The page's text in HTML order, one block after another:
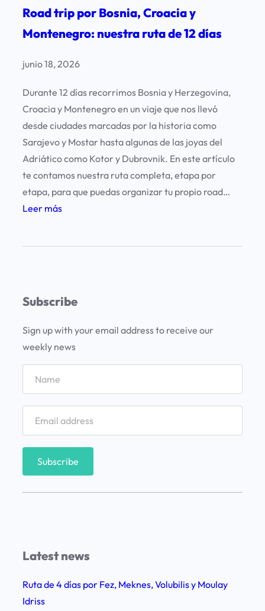
D
u
r
v
n
i
k
Road trip por Bosnia, Croacia y
Montenegro: nuestra ruta de 12 días
junio 18, 2026
Durante 12 días recorrimos Bosnia y Herzegovina,
Croacia y Montenegro en un viaje que nos llevó
desde ciudades marcadas por la historia como
Sarajevo y Mostar hasta algunas de las joyas del
Adriático como Kotor y Dubrovnik. En este artículo
te contamos nuestra ruta completa, etapa por
etapa, para que puedas organizar tu propio road…
Leer más:
r
B
o
n
i
a
o
c
Subscribe
Sign up with your email address to receive our
weekly news
Latest news
Ruta de 4 días por Fez, Meknes, Volubilis y Moulay
Idriss